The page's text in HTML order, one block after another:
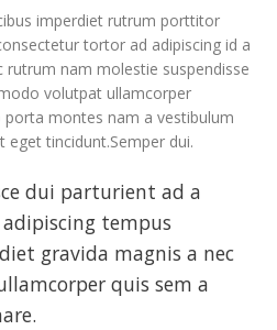
imperdiet rutrum porttitor
tortor ad adipiscing id a
rutrum nam molestie suspendisse
volutpat ullamcorper
montes nam a vestibulum
tincidunt.Semper dui.
dui parturient ad a
tempus
gravida magnis a nec
quis sem a